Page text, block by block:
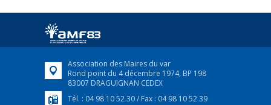
Afin d’accompagner au mieux les réfugiés
FEUILLETER
Association des Maires du var
Rond point du 4 décembre 1974, BP 198
83007 DRAGUIGNAN CEDEX
Tél. : 04 98 10 52 30 / Fax : 04 98 10 52 39